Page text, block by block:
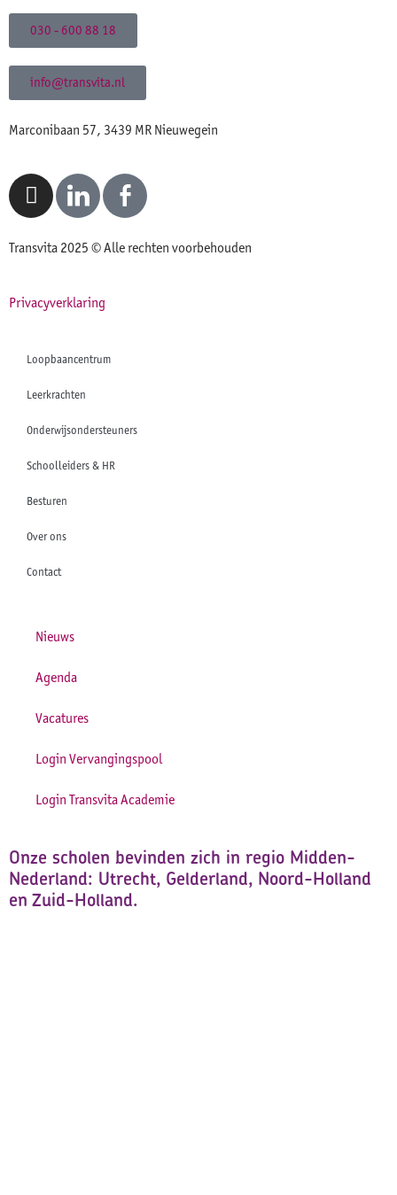
030 - 600 88 18
info@transvita.nl
Marconibaan 57, 3439 MR Nieuwegein
Transvita 2025 © Alle rechten voorbehouden
Privacyverklaring
Loopbaancentrum
Leerkrachten
Onderwijsondersteuners
Schoolleiders & HR
Besturen
Over ons
Contact
Nieuws
Agenda
Vacatures
Login Vervangingspool
Login Transvita Academie
Onze scholen bevinden zich in regio Midden-
Nederland: Utrecht, Gelderland, Noord-Holland
en Zuid-Holland.